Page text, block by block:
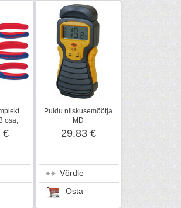
osa,
€
Puidu niiskusemõõtja
MD
29.83 €
Võrdle
Osta